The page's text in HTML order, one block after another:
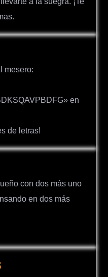
mesero:
en
de letras!
con dos más uno
en dos más